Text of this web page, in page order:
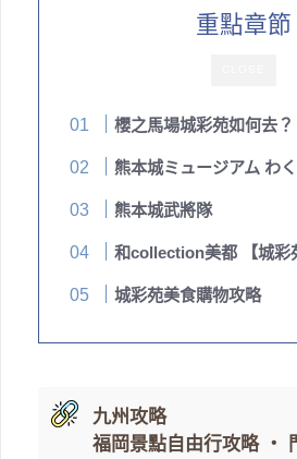
重點章節
櫻之馬場城彩苑如何去
熊本城ミュージアム わ
熊本城武將隊
和collection美都 【城彩
城彩苑美食購物攻略
九州攻略
福岡景點自由行攻略・